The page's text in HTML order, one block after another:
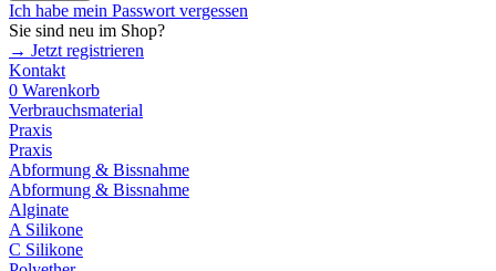
Ich habe mein Passwort vergessen
Sie sind neu im Shop?
→ Jetzt registrieren
Kontakt
0 Warenkorb
Verbrauchsmaterial
Praxis
Praxis
Abformung & Bissnahme
Abformung & Bissnahme
Alginate
A Silikone
C Silikone